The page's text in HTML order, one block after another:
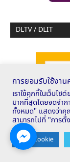
DLTV / DLIT
การยอมรับใช้งา
เราใช้คุกกี้ในเว็บไ
มากที่สุดโดยจดจำ
ทั้งหมด" แสดงว่า
สามารถไปที่ "การ
ตั้งค่า Cookie